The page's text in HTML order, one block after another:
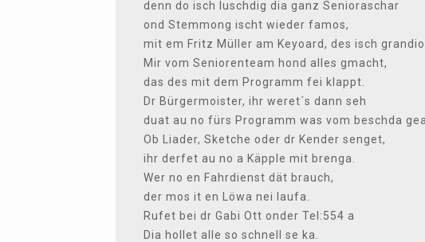
denn do isch luschdig dia ganz Senioraschar
ond Stemmong ischt wieder famos,
mit em Fritz Müller am Keyoard, des isch
Mir vom Seniorenteam hond alles gmacht,
das des mit dem Programm fei klappt.
Dr Bürgermoister, ihr weret´s dann seh
duat au no fürs Programm was vom beschda gea.
Ob Liader, Sketche oder dr Kender senget,
ihr derfet au no a Käpple mit brenga.
Wer no en Fahrdienst dät brauch,
der mos it en Löwa nei laufa.
Rufet bei dr Gabi Ott onder Tel:554 a
Dia hollet alle so schnell se ka.